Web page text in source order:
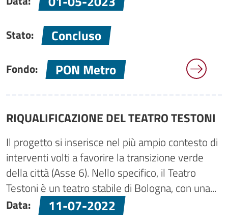
Stato: Concluso
Fondo: PON Metro
RIQUALIFICAZIONE DEL TEATRO TESTONI
Il progetto si inserisce nel più ampio contesto di
interventi volti a favorire la transizione verde
della città (Asse 6). Nello specifico, il Teatro
Testoni è un teatro stabile di Bologna, con una...
Data:
11-07-2022